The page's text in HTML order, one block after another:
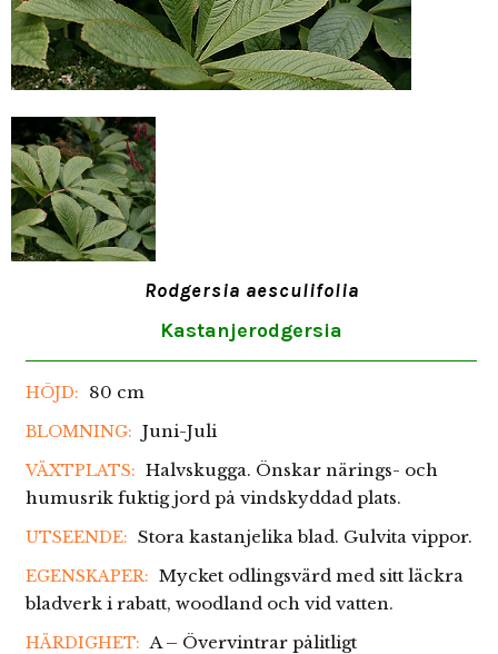
Rodgersia aesculifolia
Kastanjerodgersia
HÖJD: 80 cm
BLOMNING: Juni-Juli
VÄXTPLATS: Halvskugga. Önskar närings- och
humusrik fuktig jord på vindskyddad plats.
UTSEENDE: Stora kastanjelika blad. Gulvita vippor.
EGENSKAPER: Mycket odlingsvärd med sitt läckra
bladverk i rabatt, woodland och vid vatten.
HÄRDIGHET: A – Övervintrar pålitligt